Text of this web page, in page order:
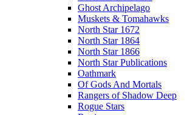
Ghost Archipelago
Muskets & Tomahawks
North Star 1672
North Star 1864
North Star 1866
North Star Publications
Oathmark
Of Gods And Mortals
Rangers of Shadow Deep
Rogue Stars